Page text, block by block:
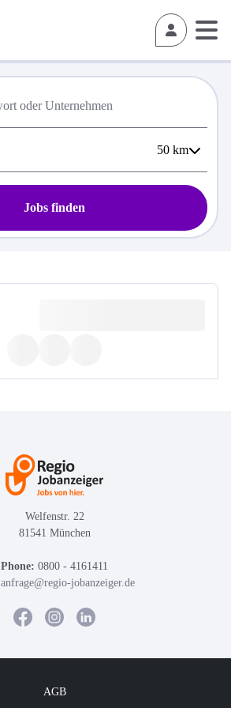
50 km
Jobs finden
Welfenstr. 22
81541 München
Phone: 0800 - 4161411
anfrage@regio-jobanzeiger.de
AGB